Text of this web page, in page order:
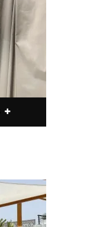
Ce produit a plusieurs variations. Les options peuvent être choisies sur la page du produit